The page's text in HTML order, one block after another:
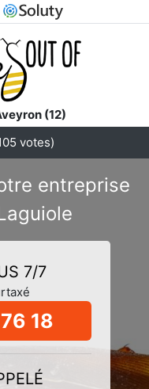
(12)
votes)
entreprise
7/7
18